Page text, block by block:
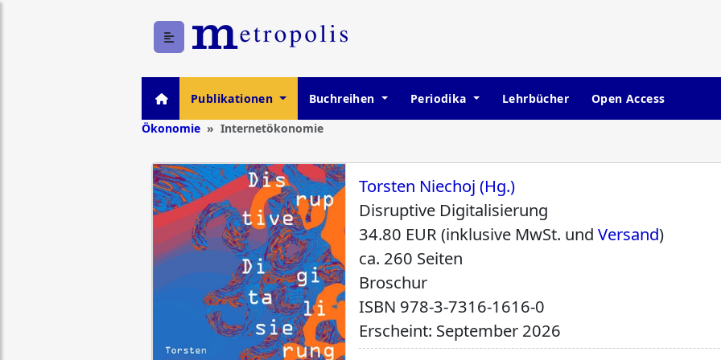
Publikationen Buchreihen Periodika Lehrbücher
Open Access
Ökonomie
Internetökonomie
Torsten Niechoj (Hg.)
Disruptive Digitalisierung
34.80 EUR (inklusive MwSt. undVersand)
ca. 260 Seiten
Broschur
ISBN 978-3-7316-1616-0
Erscheint: September 2026